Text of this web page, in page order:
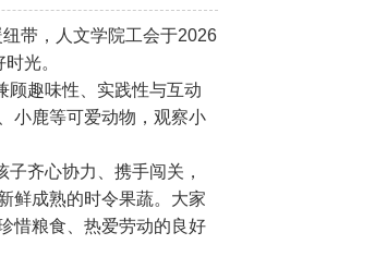
带，人文学院工会于2026
光。
趣味性、实践性与互动
小鹿等可爱动物，观察小
齐心协力、携手闯关，
鲜成熟的时令果蔬。大家
惜粮食、热爱劳动的良好